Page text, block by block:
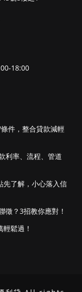
18:00
件，整合貸款減輕
利率、流程、管道
先了解，小心落入信
徵？3招教你應對！
鬆過！